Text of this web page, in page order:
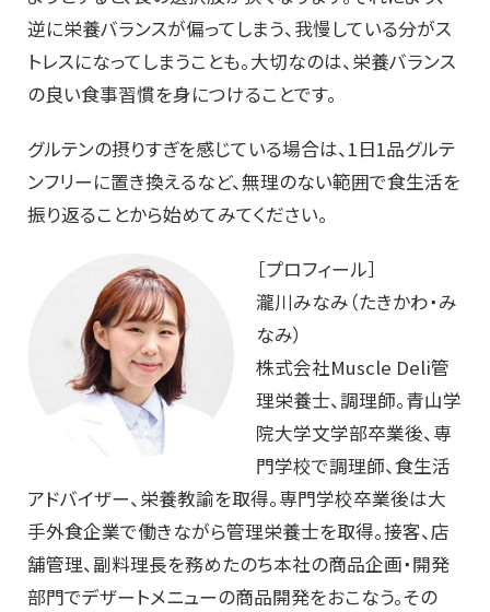
逆に栄養バランスが偏ってしまう、我慢している分がス
トレスになってしまうことも。大切なのは、栄養バランス
の良い食事習慣を身につけることです。
グルテンの摂りすぎを感じている場合は、1日1品グルテ
ンフリーに置き換えるなど、無理のない範囲で食生活を
振り返ることから始めてみてください。
［プロフィール］
瀧川みなみ（たきかわ・み
なみ）
株式会社Muscle Deli管
理栄養士、調理師。青山学
院大学文学部卒業後、専
門学校で調理師、食生活
アドバイザー、栄養教諭を取得。専門学校卒業後は大
手外食企業で働きながら管理栄養士を取得。接客、店
舗管理、副料理長を務めたのち本社の商品企画・開発
部門でデザートメニューの商品開発をおこなう。その